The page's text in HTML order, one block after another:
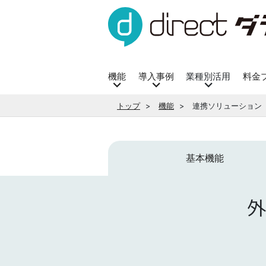
機能 導入事例 業種別活用 料金
トップ 機能 連携ソリューション
基本機能